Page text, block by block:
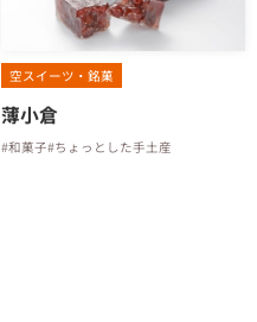
空スイーツ・銘菓
薄小倉
#和菓子#ちょっとした手土産